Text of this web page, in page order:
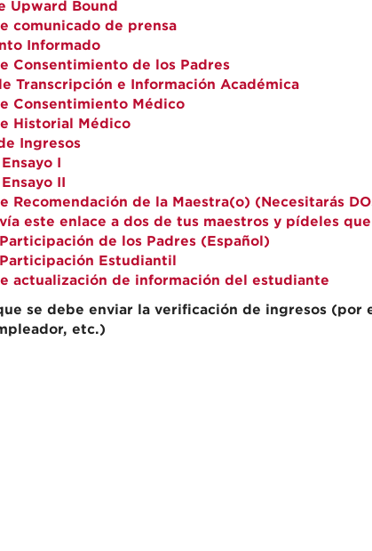
Upward Bound
comunicado de prensa
Informado
Consentimiento de los Padres
Transcripción e Información Académica
Consentimiento Médico
Historial Médico
Ingresos
I
II
Recomendación de la Maestra(o) (Necesitarás
este enlace a dos de tus maestros y pídeles
de los Padres (Español)
Estudiantil
actualización de información del estudiante
se debe enviar la verificación de ingresos
etc.)